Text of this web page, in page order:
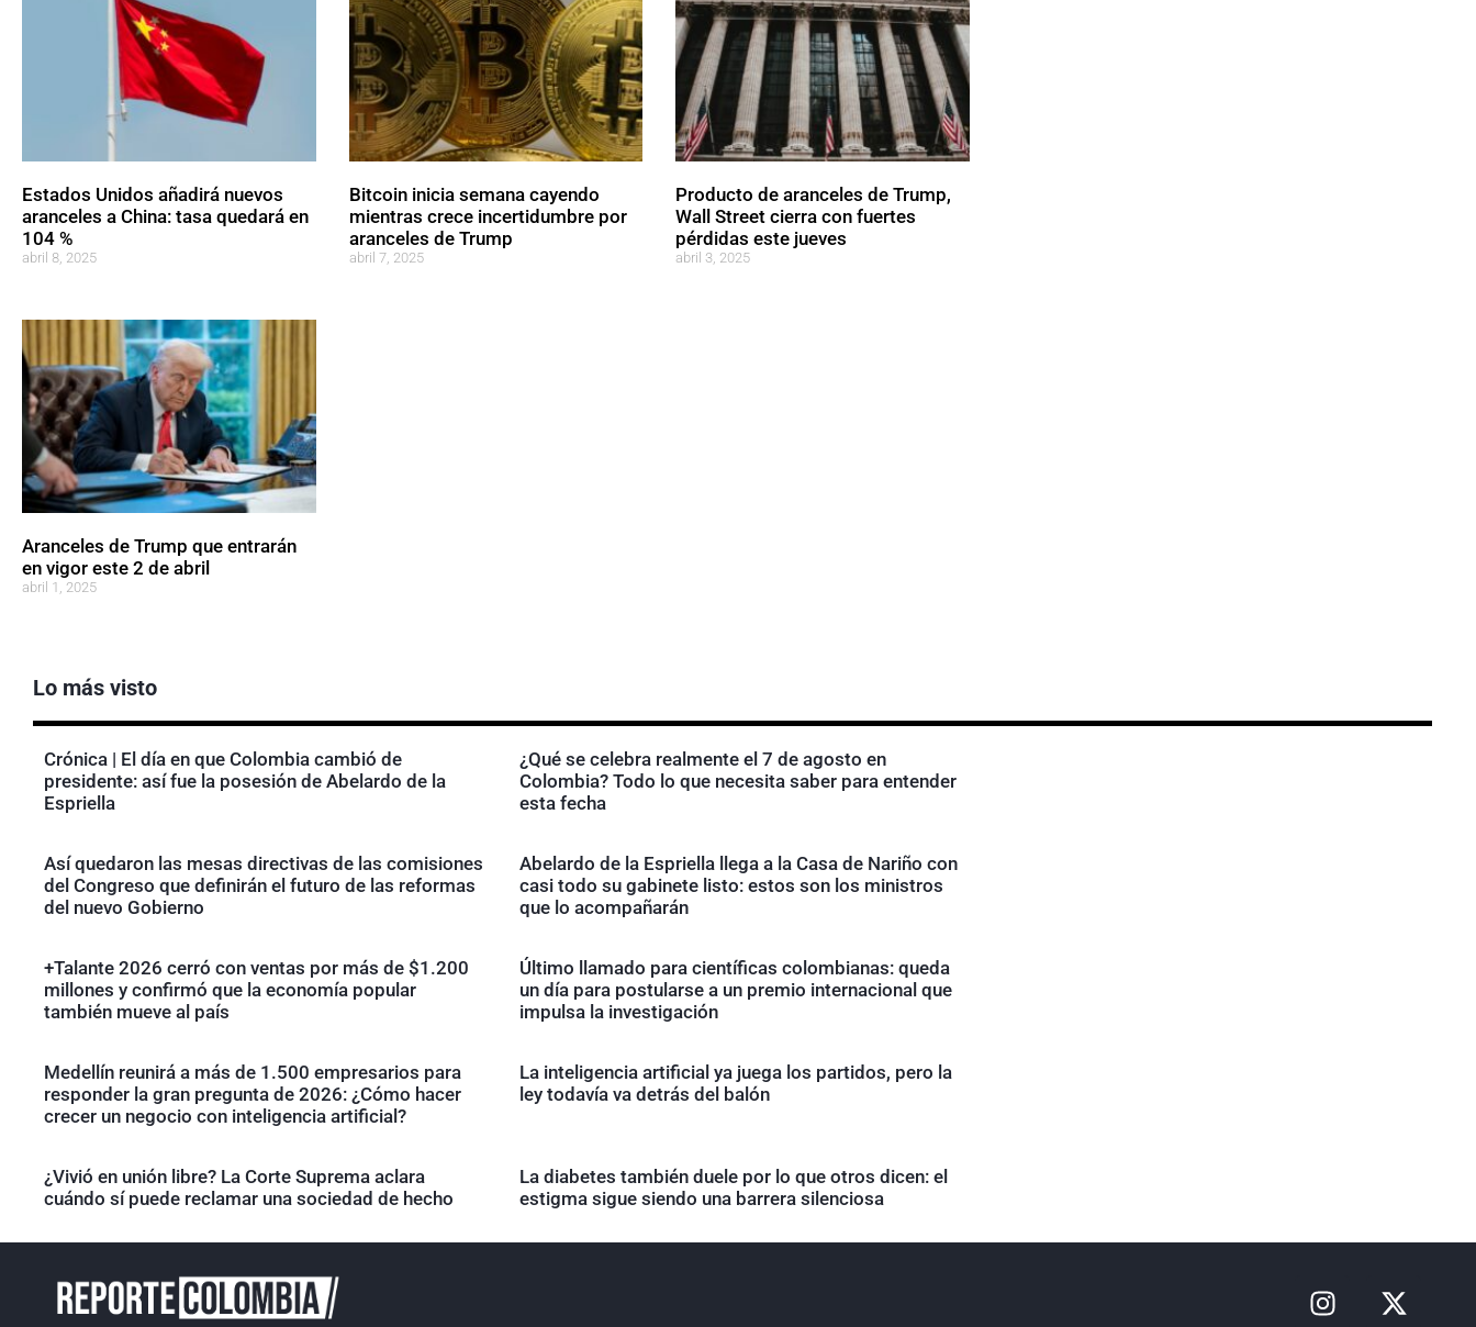
Estados Unidos añadirá nuevos
aranceles a China: tasa quedará en
104 %
abril 8, 2025
Bitcoin inicia semana cayendo
mientras crece incertidumbre por
aranceles de Trump
abril 7, 2025
Producto de aranceles de Trump,
Wall Street cierra con fuertes
pérdidas este jueves
abril 3, 2025
Aranceles de Trump que entrarán
en vigor este 2 de abril
abril 1, 2025
Lo más visto
Crónica | El día en que Colombia cambió de
presidente: así fue la posesión de Abelardo de la
Espriella
¿Qué se celebra realmente el 7 de agosto en
Colombia? Todo lo que necesita saber para entender
esta fecha
Así quedaron las mesas directivas de las comisiones
del Congreso que definirán el futuro de las reformas
del nuevo Gobierno
Abelardo de la Espriella llega a la Casa de Nariño con
casi todo su gabinete listo: estos son los ministros
que lo acompañarán
+Talante 2026 cerró con ventas por más de $1.200
millones y confirmó que la economía popular
también mueve al país
Último llamado para científicas colombianas: queda
un día para postularse a un premio internacional que
impulsa la investigación
Medellín reunirá a más de 1.500 empresarios para
responder la gran pregunta de 2026: ¿Cómo hacer
crecer un negocio con inteligencia artificial?
La inteligencia artificial ya juega los partidos, pero la
ley todavía va detrás del balón
¿Vivió en unión libre? La Corte Suprema aclara
cuándo sí puede reclamar una sociedad de hecho
La diabetes también duele por lo que otros dicen: el
estigma sigue siendo una barrera silenciosa